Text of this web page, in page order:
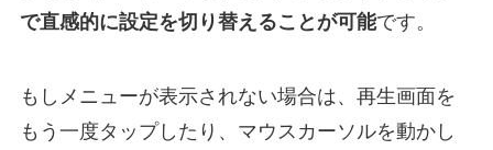
で直感的に設定を切り替えることが可能です。
もしメニューが表示されない場合は、再生画面を
もう一度タップしたり、マウスカーソルを動かし